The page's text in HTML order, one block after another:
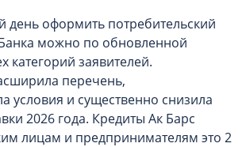
день оформить потребительский
можно по обновленной
категорий заявителей.
перечень,
условия и существенно снизила
2026 года. Кредиты Ак Барс
лицам и предпринимателям это 2